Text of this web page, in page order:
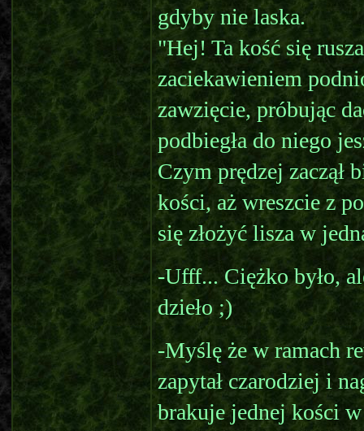
gdyby nie laska.
"Hej! Ta kość się
zaciekawieniem
zawzięcie, próbując
podbiegła do niego
Czym prędzej zaczął
kości, aż wreszcie z
się złożyć lisza w
-Ufff... Ciężko było,
dzieło ;)
-Myślę że w ramach
zapytał czarodziej i
brakuje jednej kości